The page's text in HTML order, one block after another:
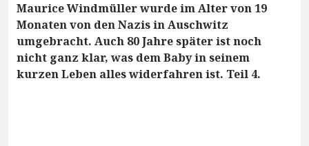
Maurice Windmüller wurde im Alter von 19
Monaten von den Nazis in Auschwitz
umgebracht. Auch 80 Jahre später ist noch
nicht ganz klar, was dem Baby in seinem
kurzen Leben alles widerfahren ist. Teil 4.